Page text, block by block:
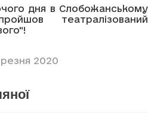
дня в Слобожанському
театралізований
2020